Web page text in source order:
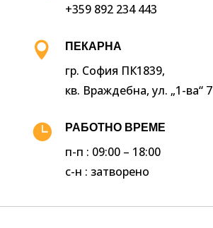
+359 892 234 443
 ПЕКАРНА
гр. София ПК1839,
кв. Враждебна, ул. „1-ва“ 7
 РАБОТНО ВРЕМЕ
п-п : 09:00 – 18:00
с-н : затворено